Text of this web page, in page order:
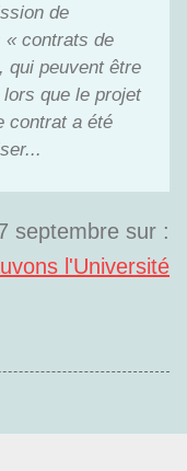
de
« contrats de
qui peuvent être
que le projet
contrat a été
septembre sur :
l'Université